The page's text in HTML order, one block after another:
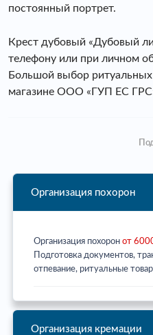
постоянный портрет.
Крест дубовый «Дубовый
телефону или при личном
Большой выбор
магазине ООО «ГУП ЕС
Организация похорон
Организация похорон от
Подготовка документов,
отпевание, ритуальные
Организация кремации